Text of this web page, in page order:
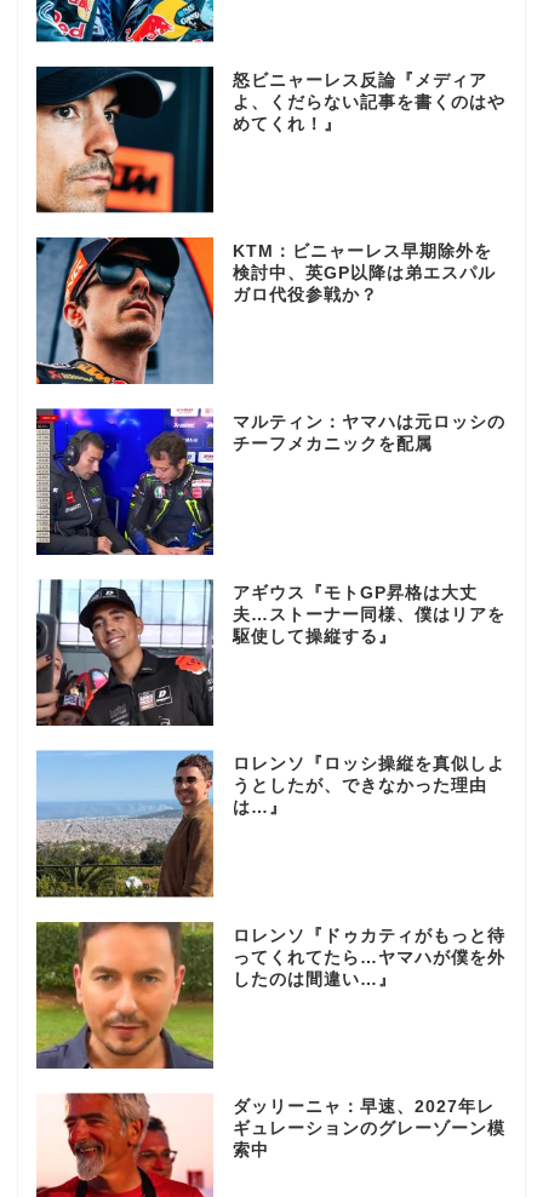
怒ビニャーレス反論『メディア
よ、くだらない記事を書くのはや
めてくれ！』
KTM：ビニャーレス早期除外を
検討中、英GP以降は弟エスパル
ガロ代役参戦か？
マルティン：ヤマハは元ロッシの
チーフメカニックを配属
アギウス『モトGP昇格は大丈
夫…ストーナー同様、僕はリアを
駆使して操縦する』
ロレンソ『ロッシ操縦を真似しよ
うとしたが、できなかった理由
は…』
ロレンソ『ドゥカティがもっと待
ってくれてたら…ヤマハが僕を外
したのは間違い…』
ダッリーニャ：早速、2027年レ
ギュレーションのグレーゾーン模
索中